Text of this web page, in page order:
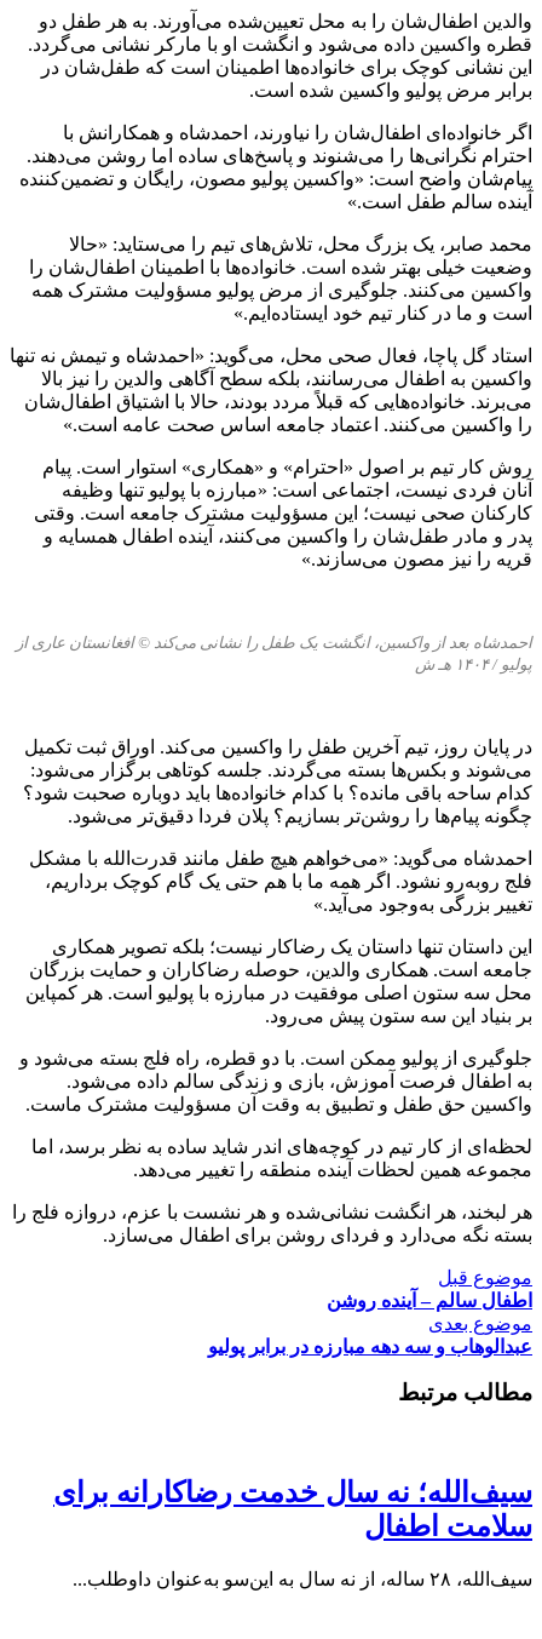
والدین اطفال‌شان را به محل تعیین‌شده می‌آورند. به هر طفل دو
قطره واکسین داده می‌شود و انگشت او با مارکر نشانی می‌گردد.
این نشانی کوچک برای خانواده‌ها اطمینان است که طفل‌شان در
برابر مرض پولیو واکسین شده است.
اگر خانواده‌ای اطفال‌شان را نیاورند، احمدشاه و همکارانش با
احترام نگرانی‌ها را می‌شنوند و پاسخ‌های ساده اما روشن می‌دهند.
پیام‌شان واضح است: «واکسین پولیو مصون، رایگان و تضمین‌کننده
آینده سالم طفل است.»
محمد صابر، یک بزرگ محل، تلاش‌های تیم را می‌ستاید: «حالا
وضعیت خیلی بهتر شده است. خانواده‌ها با اطمینان اطفال‌شان را
واکسین می‌کنند. جلوگیری از مرض پولیو مسؤولیت مشترک همه
است و ما در کنار تیم خود ایستاده‌ایم.»
استاد گل پاچا، فعال صحی محل، می‌گوید: «احمدشاه و تیمش نه تنها
واکسین به اطفال می‌رسانند، بلکه سطح آگاهی والدین را نیز بالا
می‌برند. خانواده‌هایی که قبلاً مردد بودند، حالا با اشتیاق اطفال‌شان
را واکسین می‌کنند. اعتماد جامعه اساس صحت عامه است.»
روش کار تیم بر اصول «احترام» و «همکاری» استوار است. پیام
آنان فردی نیست، اجتماعی است: «مبارزه با پولیو تنها وظیفه
کارکنان صحی نیست؛ این مسؤولیت مشترک جامعه است. وقتی
پدر و مادر طفل‌شان را واکسین می‌کنند، آینده اطفال همسایه و
قریه را نیز مصون می‌سازند.»
احمدشاه بعد از واکسین، انگشت یک طفل را نشانی می‌کند © افغانستان عاری از
پولیو /۱۴۰۴ هـ ش
در پایان روز، تیم آخرین طفل را واکسین می‌کند. اوراق ثبت تکمیل
می‌شوند و بکس‌ها بسته می‌گردند. جلسه کوتاهی برگزار می‌شود:
کدام ساحه باقی مانده؟ با کدام خانواده‌ها باید دوباره صحبت شود؟
چگونه پیام‌ها را روشن‌تر بسازیم؟ پلان فردا دقیق‌تر می‌شود.
احمدشاه می‌گوید: «می‌خواهم هیچ طفل مانند قدرت‌الله با مشکل
فلج روبه‌رو نشود. اگر همه ما با هم حتی یک گام کوچک برداریم،
تغییر بزرگی به‌وجود می‌آید.»
این داستان تنها داستان یک رضاکار نیست؛ بلکه تصویر همکاری
جامعه است. همکاری والدین، حوصله رضاکاران و حمایت بزرگان
محل سه ستون اصلی موفقیت در مبارزه با پولیو است. هر کمپاین
بر بنیاد این سه ستون پیش می‌رود.
جلوگیری از پولیو ممکن است. با دو قطره، راه فلج بسته می‌شود و
به اطفال فرصت آموزش، بازی و زندگی سالم داده می‌شود.
واکسین حق طفل و تطبیق به وقت آن مسؤولیت مشترک ماست.
لحظه‌ای از کار تیم در کوچه‌های اندر شاید ساده به نظر برسد، اما
مجموعه همین لحظات آینده منطقه را تغییر می‌دهد.
هر لبخند، هر انگشت نشانی‌شده و هر نشست با عزم، دروازه فلج را
بسته نگه می‌دارد و فردای روشن برای اطفال می‌سازد.
موضوع قبل
اطفال سالم – آینده روشن
موضوع بعدی
عبدالوهاب و سه دهه مبارزه در برابر پولیو
مطالب مرتبط
سیف‌الله؛ نه سال خدمت رضاکارانه برای
سلامت اطفال
سیف‌الله، ۲۸ ساله، از نه سال به این‌سو به‌عنوان داوطلب...